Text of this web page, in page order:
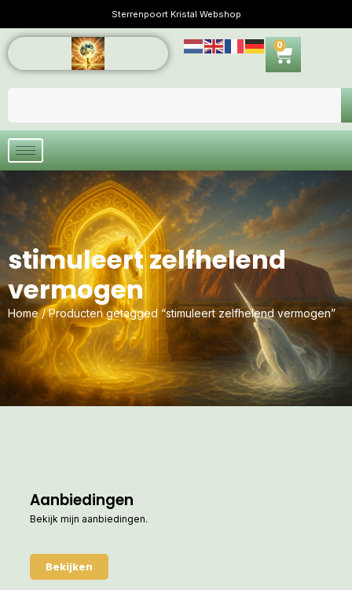
Sterrenpoort Kristal Webshop
0
stimuleert zelfhelend
vermogen
Home/ Producten getagged “stimuleert zelfhelend vermogen”
Aanbiedingen
Bekijk mijn aanbiedingen.
Bekijken